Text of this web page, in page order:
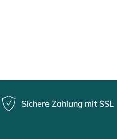
Sichere Zahlung mit SSL